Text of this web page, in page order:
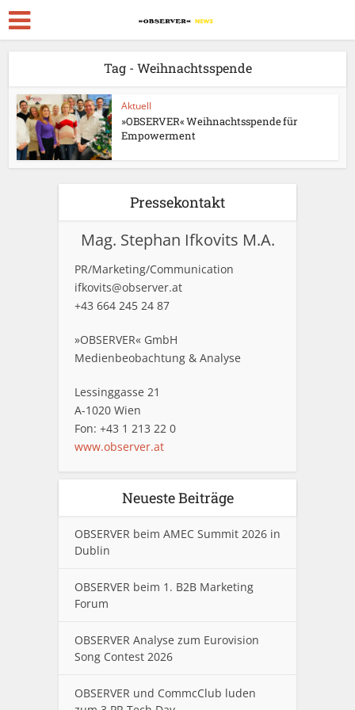
Tag - Weihnachtsspende
Aktuell
»OBSERVER« Weihnachtsspende für
Empowerment
Pressekontakt
Mag. Stephan Ifkovits M.A.
PR/Marketing/Communication
ifkovits@observer.at
+43 664 245 24 87
»OBSERVER« GmbH
Medienbeobachtung & Analyse
Lessinggasse 21
A-1020 Wien
Fon: +43 1 213 22 0
www.observer.at
Neueste Beiträge
OBSERVER beim AMEC Summit 2026 in
Dublin
OBSERVER beim 1. B2B Marketing
Forum
OBSERVER Analyse zum Eurovision
Song Contest 2026
OBSERVER und CommcClub luden